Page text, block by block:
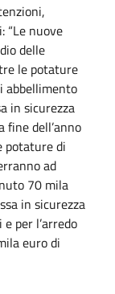
“Le nuove
delle
le potature
abbellimento
in sicurezza
fine dell’anno
potature di
ad
70 mila
in sicurezza
per l’arredo
euro di